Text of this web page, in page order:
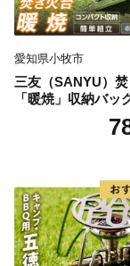
愛知県小牧市
三友（SANYU）
「暖焼」収納バッ